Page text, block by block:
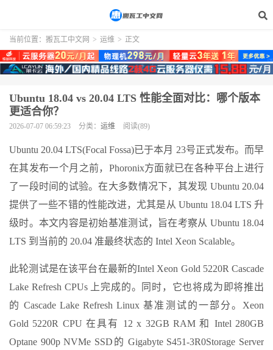
当前位置： 搬瓦工中文网 > 运维 > 正文
Ubuntu 18.04 vs 20.04 LTS 性能全面对比：哪个版本
更适合你？
2026-07-07 06:59:23 分类： 运维 阅读(89)
Ubuntu 20.04 LTS(Focal Fossa)已于本月 23号正式发布。而早
在其发布一个月之前，Phoronix方面就已在各种平台上进行
了一段时间的试验。在大多数情况下，其发现 Ubuntu 20.04
提供了一些不错的性能改进，尤其是从 Ubuntu 18.04 LTS 升
级时。本文内容是初始基准测试，旨在考察从 Ubuntu 18.04
LTS 到当前的 20.04 准最终状态的 Intel Xeon Scalable。
此轮测试是在该平台在最新的Intel Xeon Gold 5220R Cascade
Lake Refresh CPUs 上完成的。同时，它也将成为即将推出
的 Cascade Lake Refresh Linux 基准测试的一部分。Xeon
Gold 5220R CPU 在具有 12 x 32GB RAM 和 Intel 280GB
Optane 900p NVMe SSD的 Gigabyte S451-3R0Storage Server